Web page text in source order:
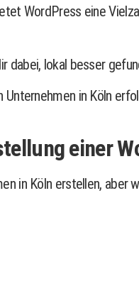
WordPress eine
lokal besser
in Köln
einer
in Köln erstellen,